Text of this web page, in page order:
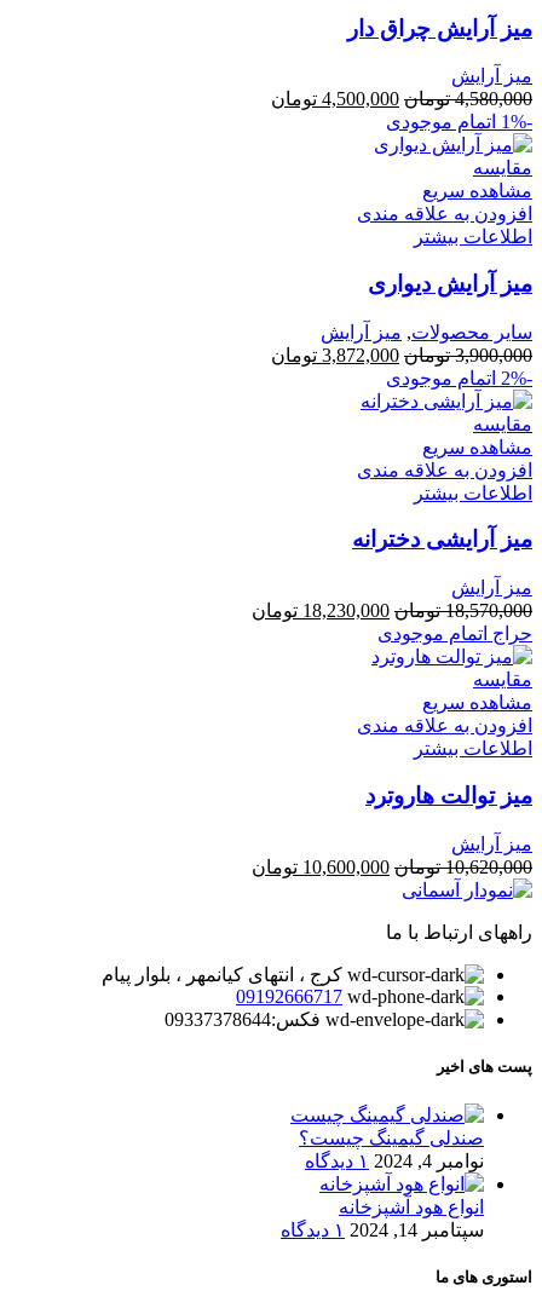
میز آرایش چراق دار
میز آرایش
4,580,000 تومان قیمت
اصلی
4,500,000 تومان
-1% اتمام موجودی
مقایسه
مشاهده سریع
افزودن به علاقه مندی
اطلاعات بیشتر
میز آرایش دیواری
سایر محصولات, میز آرایش
3,900,000 تومان قیمت
اصلی
3,872,000 تومان
-2% اتمام موجودی
مقایسه
مشاهده سریع
افزودن به علاقه مندی
اطلاعات بیشتر
میز آرایشی دخترانه
میز آرایش
18,570,000 تومان قیمت
اصلی
18,230,000 تومان
حراج اتمام موجودی
مقایسه
مشاهده سریع
افزودن به علاقه مندی
اطلاعات بیشتر
میز توالت هاروترد
میز آرایش
10,620,000 تومان قیمت
بود.
10,600,000 تومان
راههای ارتباط با ما
کرج ، انتهای کیانمهر ، بلوار پیام
09192666717
فکس:09337378644
پست های اخیر
صندلی گیمینگ چیست؟
نوامبر 4, 2024
۱ دیدگاه
انواع هود آشپزخانه
سپتامبر 14, 2024
۱ دیدگاه
استوری های ما